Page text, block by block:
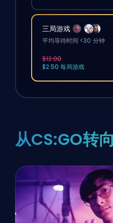
三局游戏
平均等待时间 <30 分钟
$12.00
$2.50 每局游戏
从CS:GO转